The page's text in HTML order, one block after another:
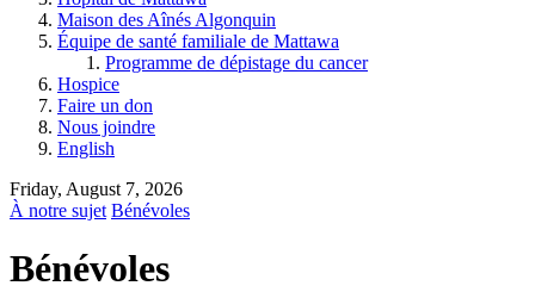
Maison des Aînés Algonquin
Équipe de santé familiale de Mattawa
Programme de dépistage du cancer
Hospice
Faire un don
Nous joindre
English
Friday, August 7, 2026
À notre sujet Bénévoles
Bénévoles